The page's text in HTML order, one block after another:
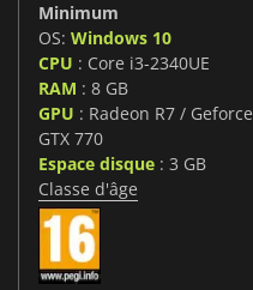
Minimum
OS: Windows 10
CPU : Core i3-2340UE
RAM : 8 GB
GPU : Radeon R7 / Geforce
GTX 770
Espace disque : 3 GB
Classe d'âge